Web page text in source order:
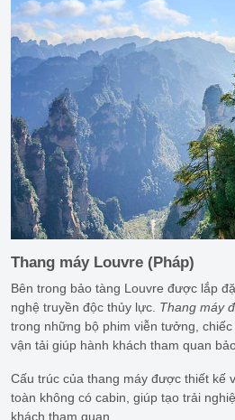
Thang máy Louvre (Pháp)
Bên trong bảo tàng Louvre được lắp
nghệ truyền độc thủy lực. Thang máy
trong những bộ phim viễn tưởng,
vận tải giúp hành khách tham quan
Cấu trúc của thang máy được thiết kế
toàn không có cabin, giúp tạo trải
khách tham quan.